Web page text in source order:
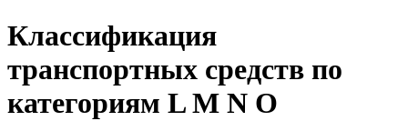
Классификация
транспортных средств по
категориям L M N O